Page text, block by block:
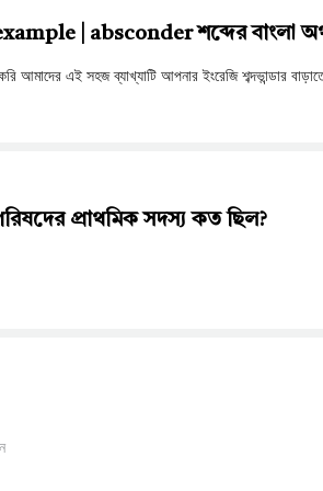
| absconder শব্দের বাংলা
প্রাথমিক সদস্য কত ছিল?